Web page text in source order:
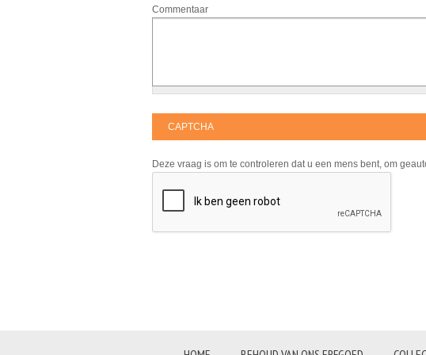
Commentaar
CAPTCHA
Deze vraag is om te controleren dat u een mens bent, om